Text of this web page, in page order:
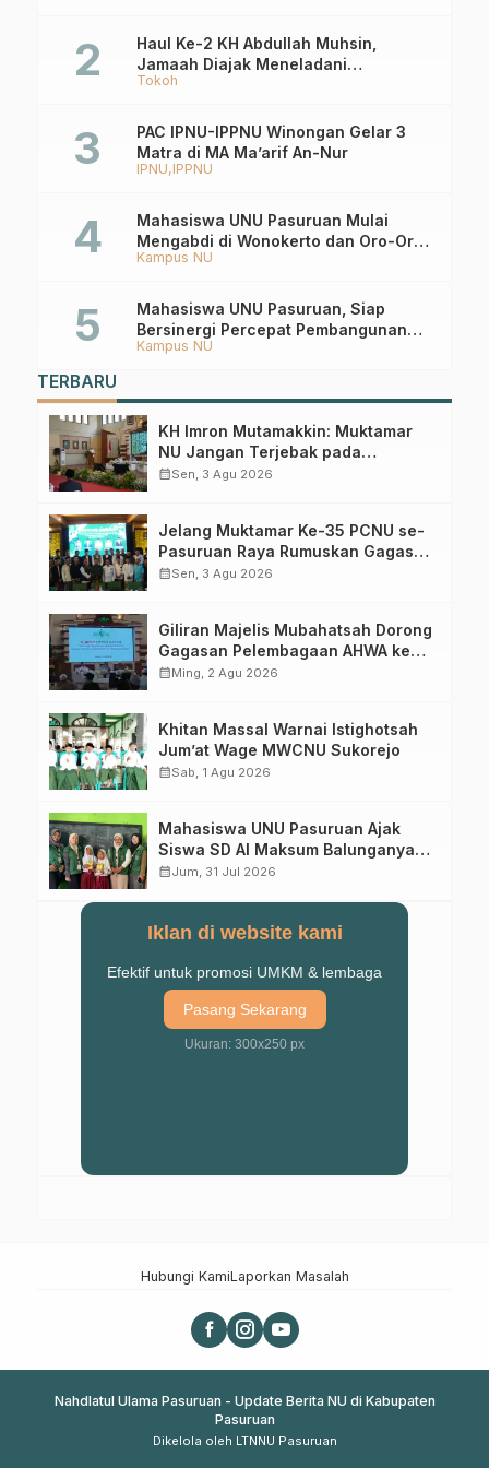
Tokoh
Haul Ke-2 KH Abdullah Muhsin,
Jamaah Diajak Meneladani
Keistiqamahan
IPNU IPPNU
PAC IPNU-IPPNU Winongan Gelar 3
Matra di MA Ma’arif An-Nur
Kampus NU
Mahasiswa UNU Pasuruan Mulai
Mengabdi di Wonokerto dan Oro-Oro
Ombo Wetan Berikut Programnya
Kampus NU
Mahasiswa UNU Pasuruan, Siap
Bersinergi Percepat Pembangunan
Desa Toyaning
TERBARU
KH Imron Mutamakkin: Muktamar
NU Jangan Terjebak pada
Perebutan Kursi Ketua Umum
calendar_monthSen, 3 Agu 2026
Jelang Muktamar Ke-35 PCNU se-
Pasuruan Raya Rumuskan Gagasan
Transformasi Gerakan NU Menuju
calendar_monthSen, 3 Agu 2026
Giliran Majelis Mubahatsah Dorong
Gagasan Pelembagaan AHWA ke
Forum Muktamar Mendatang
calendar_monthMing, 2 Agu 2026
Khitan Massal Warnai Istighotsah
Jum’at Wage MWCNU Sukorejo
calendar_monthSab, 1 Agu 2026
Mahasiswa UNU Pasuruan Ajak
Siswa SD Al Maksum Balunganyar
Kuasai Penjumlahan Bersusun
calendar_monthJum, 31 Jul 2026
Iklan di website kami
Efektif untuk promosi UMKM & lembaga
Pasang Sekarang
Ukuran: 300x250 px
Hubungi KamiLaporkan Masalah
Nahdlatul Ulama Pasuruan - Update Berita NU di Kabupaten
Pasuruan
Dikelola oleh LTNNU Pasuruan